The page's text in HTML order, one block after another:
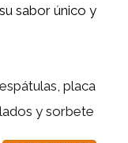
sabor único y
placa
y sorbete